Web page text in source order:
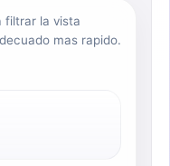
filtrar la vista
mas rapido.